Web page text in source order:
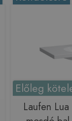
Előleg
Laufen